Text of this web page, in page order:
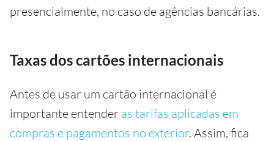
presencialmente, no caso de agências bancárias.
Taxas dos cartões internacionais
Antes de usar um cartão internacional é
importante entender as tarifas aplicadas em
compras e pagamentos no exterior. Assim, fica